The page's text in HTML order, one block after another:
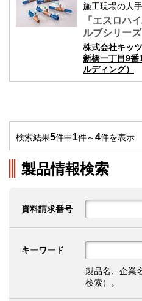
施工現場の人
「エスロハ
ルブシリーズ
株式会社キッ
新橋一丁目9
ルディング）
検索結果5件中1件～4件を表示
製品情報検索
資料請求番号
キーワード
製品名、企業
検索）。